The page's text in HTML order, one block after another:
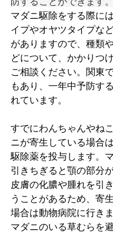
マダニ駆除をする際に
イプやオヤツタイプな
がありますので、種類
どについて、かかりつ
ご相談ください。関東
もあり、一年中予防す
れています。
すでにわんちゃんやね
ニが寄生している場合
駆除薬を投与します。
引きちぎると顎の部分
皮膚の化膿や腫れを引
うことがあるため、寄
場合は動物病院に行きま
マダニのいる草むらを